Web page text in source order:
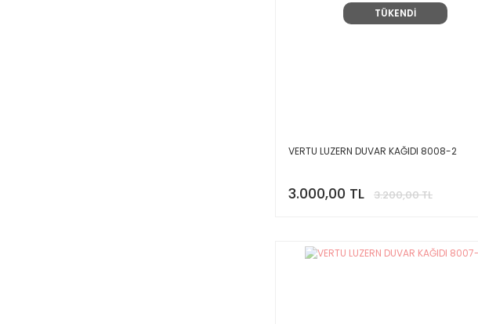
TÜKENDİ
VERTU LUZERN DUVAR KAĞIDI 8008-2
3.000,00 TL 3.200,00 TL